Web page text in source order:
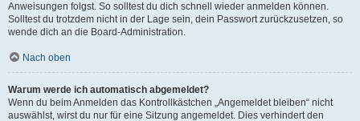
Anweisungen folgst. So solltest du dich schnell wieder anmelden können.
Solltest du trotzdem nicht in der Lage sein, dein Passwort zurückzusetzen, so
wende dich an die Board-Administration.
Nach oben
Warum werde ich automatisch abgemeldet?
Wenn du beim Anmelden das Kontrollkästchen „Angemeldet bleiben“ nicht
auswählst, wirst du nur für eine Sitzung angemeldet. Dies verhindert den